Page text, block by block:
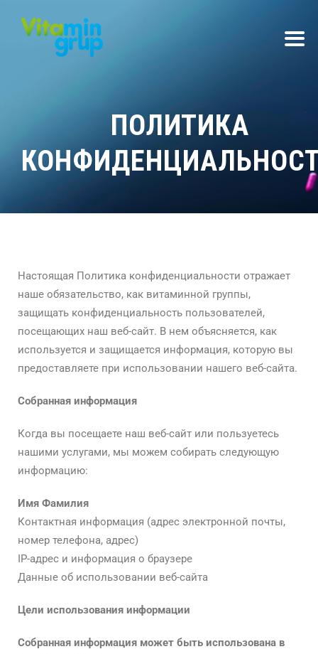
ПОЛИТИКА
Настоящая Политика конфиденциальности отражает
наше обязательство, как витаминной группы,
защищать конфиденциальность пользователей,
посещающих наш веб-сайт. В нем объясняется, как
используется и защищается информация, которую вы
предоставляете при использовании нашего веб-сайта.
Собранная информация
Когда вы посещаете наш веб-сайт или пользуетесь
нашими услугами, мы можем собирать следующую
информацию:
Имя Фамилия
Контактная информация (адрес электронной почты,
номер телефона, адрес)
IP-адрес и информация о браузере
Данные об использовании веб-сайта
Цели использования информации
Собранная информация может быть использована в